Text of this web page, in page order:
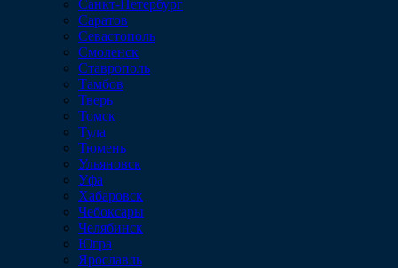
Санкт-Петербург
Саратов
Севастополь
Смоленск
Ставрополь
Тамбов
Тверь
Томск
Тула
Тюмень
Ульяновск
Уфа
Хабаровск
Чебоксары
Челябинск
Югра
Ярославль